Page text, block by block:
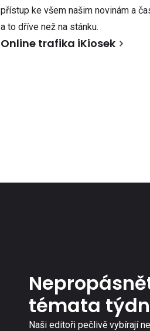
přístup ke všem našim novinám a
a to dříve než na stánku.
Online trafika iKiosek
témata
Naši editoři pečlivě vybírají